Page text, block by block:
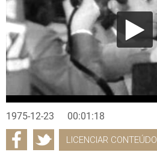
1975-12-23 00:01:18
LICENCIAR CONTEÚDO